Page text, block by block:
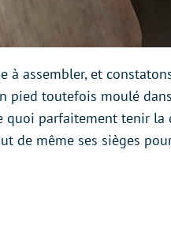
à assembler, et
pied toutefois moulé
quoi parfaitement tenir la
de même ses sièges